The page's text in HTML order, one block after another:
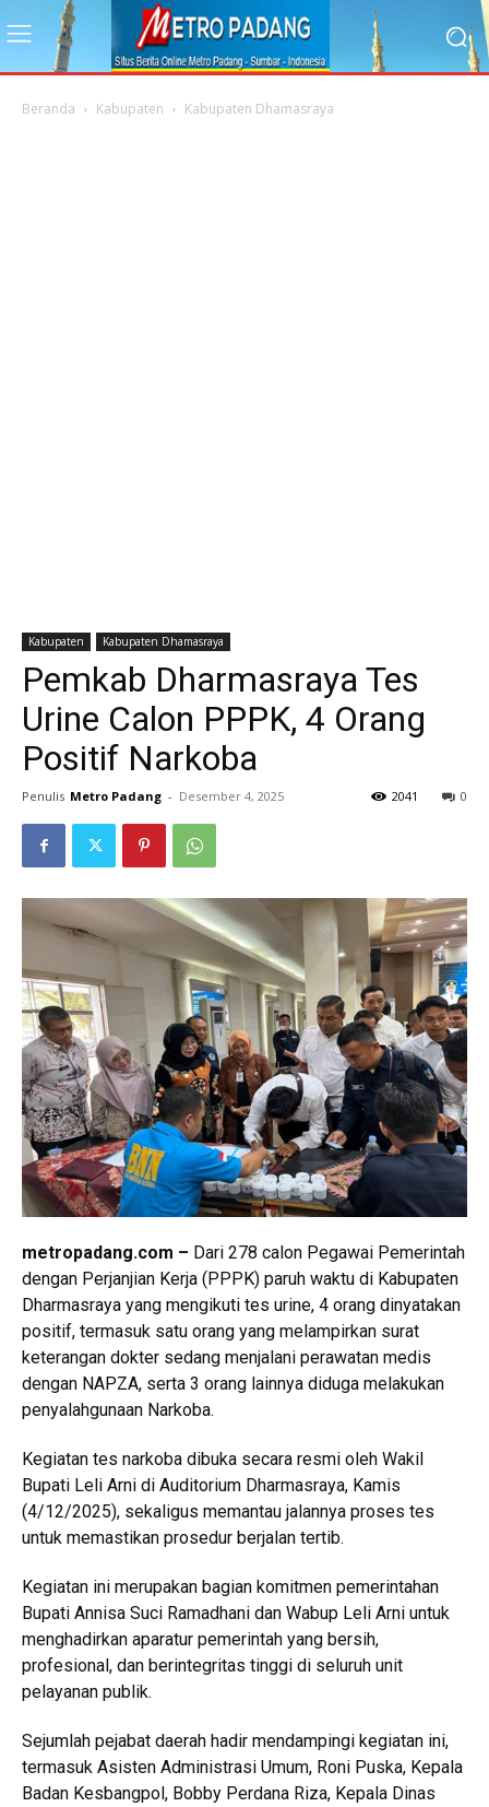
Beranda Kabupaten Kabupaten Dhamasraya
Kabupaten Kabupaten Dhamasraya
Pemkab Dharmasraya Tes
Urine Calon PPPK, 4 Orang
Positif Narkoba
Penulis Metro Padang - Desember 4, 2025 0
2041
metropadang.com – Dari 278 calon Pegawai Pemerintah
dengan Perjanjian Kerja (PPPK) paruh waktu di Kabupaten
Dharmasraya yang mengikuti tes urine, 4 orang dinyatakan
positif, termasuk satu orang yang melampirkan surat
keterangan dokter sedang menjalani perawatan medis
dengan NAPZA, serta 3 orang lainnya diduga melakukan
penyalahgunaan Narkoba.
Kegiatan tes narkoba dibuka secara resmi oleh Wakil
Bupati Leli Arni di Auditorium Dharmasraya, Kamis
(4/12/2025), sekaligus memantau jalannya proses tes
untuk memastikan prosedur berjalan tertib.
Kegiatan ini merupakan bagian komitmen pemerintahan
Bupati Annisa Suci Ramadhani dan Wabup Leli Arni untuk
menghadirkan aparatur pemerintah yang bersih,
profesional, dan berintegritas tinggi di seluruh unit
pelayanan publik.
Sejumlah pejabat daerah hadir mendampingi kegiatan ini,
termasuk Asisten Administrasi Umum, Roni Puska, Kepala
Badan Kesbangpol, Bobby Perdana Riza, Kepala Dinas